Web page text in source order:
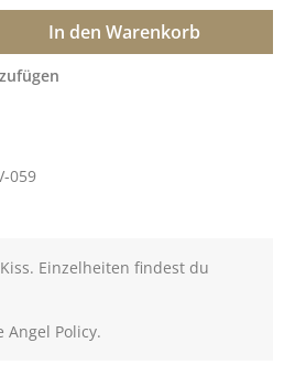
Gib den gewünschten
In den Warenkorb
059
Einzelheiten findest du
Policy.